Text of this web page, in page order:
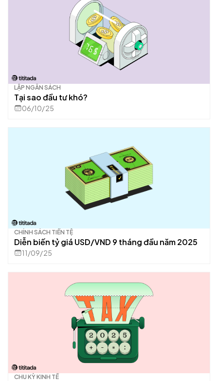
LẬP NGÂN SÁCH
Tại sao đầu tư khó?
06/10/25
CHÍNH SÁCH TIỀN TỆ
Diễn biến tỷ giá USD/VND 9 tháng đầu năm 2025
11/09/25
CHU KỲ KINH TẾ